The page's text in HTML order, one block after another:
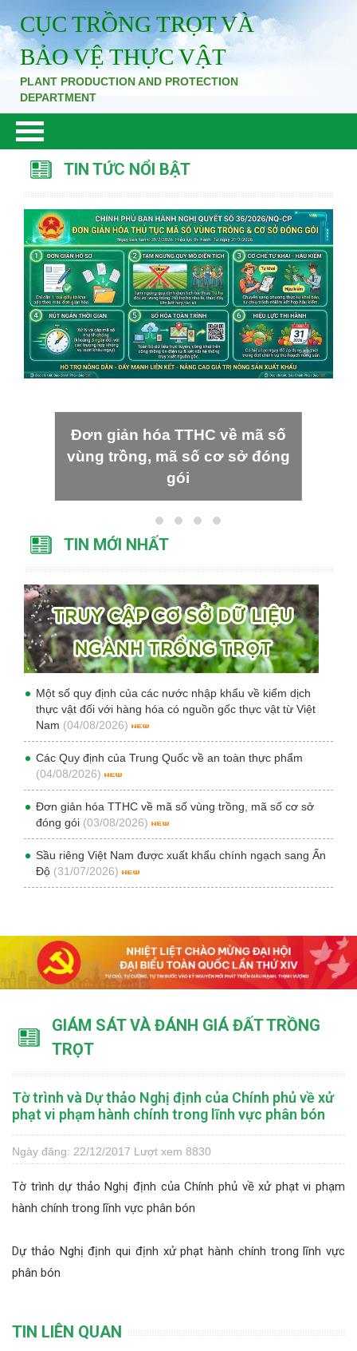
CỤC TRỒNG TRỌT VÀ
BẢO VỆ THỰC VẬT
PLANT PRODUCTION AND PROTECTION
DEPARTMENT
TIN TỨC NỔI BẬT
Đơn giản hóa TTHC về mã số
vùng trồng, mã số cơ sở đóng
gói
TIN MỚI NHẤT
Một số quy định của các nước nhập khẩu về kiểm dịch
thực vật đối với hàng hóa có nguồn gốc thực vật từ Việt
Nam (04/08/2026)
Các Quy định của Trung Quốc về an toàn thực phẩm
(04/08/2026)
Đơn giản hóa TTHC về mã số vùng trồng, mã số cơ sở
đóng gói (03/08/2026)
Sầu riêng Việt Nam được xuất khẩu chính ngạch sang Ấn
Độ (31/07/2026)
GIÁM SÁT VÀ ĐÁNH GIÁ ĐẤT TRỒNG
TRỌT
Tờ trình và Dự thảo Nghị định của Chính phủ về xử
phạt vi phạm hành chính trong lĩnh vực phân bón
Ngày đăng: 22/12/2017 Lượt xem 8830
Tờ trình dự thảo Nghị định của Chính phủ về xử phạt vi phạm
hành chính trong lĩnh vực phân bón
Dự thảo Nghị định qui định xử phạt hành chính trong lĩnh vực
phân bón
TIN LIÊN QUAN